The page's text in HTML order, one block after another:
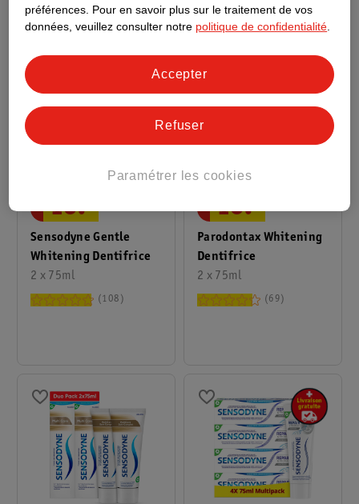
Sensodyne Gentle
Whitening Dentifrice
2 x 75ml
10.
108
Parodontax Whitening
Dentifrice
2 x 75ml
10.
69
préférences. Pour en savoir plus sur le traitement de vos
données, veuillez consulter notre politique de confidentialité
Paramétrer les cookies
Refuser
Accepter